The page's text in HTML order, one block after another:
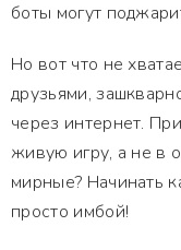
боты могут
Но вот что не
друзьями,
через интернет.
живую игру, а не в
мирные? Начинать
просто имбой!